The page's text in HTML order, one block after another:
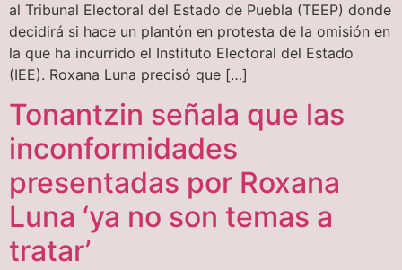
al Tribunal Electoral del Estado de Puebla (TEEP) donde
decidirá si hace un plantón en protesta de la omisión en
la que ha incurrido el Instituto Electoral del Estado
(IEE). Roxana Luna precisó que […]
Tonantzin señala que las
inconformidades
presentadas por Roxana
Luna ‘ya no son temas a
tratar’